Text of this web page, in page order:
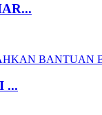
...